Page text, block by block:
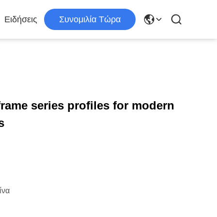
Ειδήσεις Συνομιλία Τώρα
series profiles for modern